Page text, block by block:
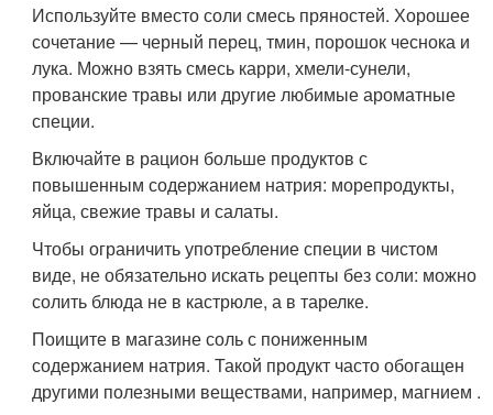
Используйте вместо соли смесь пряностей. Хорошее
сочетание — черный перец, тмин, порошок чеснока и
лука. Можно взять смесь карри, хмели-сунели,
прованские травы или другие любимые ароматные
специи.
Включайте в рацион больше продуктов с
повышенным содержанием натрия: морепродукты,
яйца, свежие травы и салаты.
Чтобы ограничить употребление специи в чистом
виде, не обязательно искать рецепты без соли: можно
солить блюда не в кастрюле, а в тарелке.
Поищите в магазине соль с пониженным
содержанием натрия. Такой продукт часто обогащен
другими полезными веществами, например, магнием .